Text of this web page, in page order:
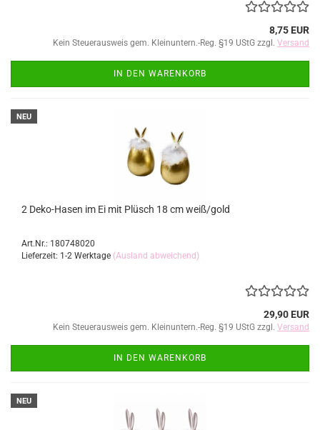
8,75 EUR
Kein Steuerausweis gem. Kleinuntern.-Reg. §19 UStG zzgl. Versand
IN DEN WARENKORB
NEU
2 Deko-Hasen im Ei mit Plüsch 18 cm weiß/gold
Art.Nr.: 180748020
Lieferzeit: 1-2 Werktage (Ausland abweichend)
29,90 EUR
Kein Steuerausweis gem. Kleinuntern.-Reg. §19 UStG zzgl. Versand
IN DEN WARENKORB
NEU